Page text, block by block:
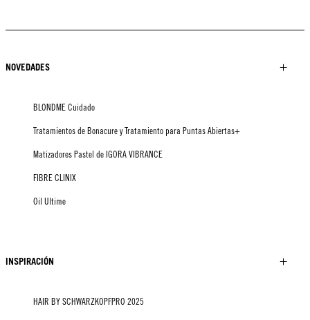
NOVEDADES
BLONDME Cuidado
Tratamientos de Bonacure y Tratamiento para Puntas Abiertas+
Matizadores Pastel de IGORA VIBRANCE
FIBRE CLINIX
Oil Ultime
INSPIRACIÓN
HAIR BY SCHWARZKOPFPRO 2025